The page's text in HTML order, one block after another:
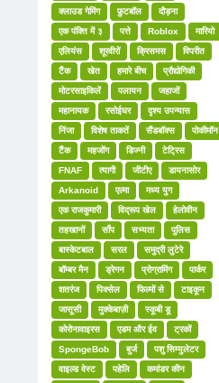
क्लाउड गेमिंग
फ़ुटबॉल
दौड़ना
एक पंक्ति में ३
पत्ते Roblox
मारियो
एलियंस
शूरवीरों क्रिसमस
विपरीत
टैंक
खेत हमारे बीच
प्रौद्योगिकी
मोटरसाइकिलें
पलायन
जहाजों
महानायक
रसोईघर
दृश्य उपन्यास
निंजा
विशेष ताकतें सैंडबॉक्स
पोकीमॉन
टैंक
महजोंग डिज्नी
टेट्रिस
FNAF
त्यागी जीटीए
डायनासोर
Arkanoid
एल्मा
मध्य युग
एक राजकुमारी
विद्रूप खेल
हेलोवीन
तहखानों
साँप सभ्यता
पुलिस
बास्केटबाल
सरल
समुद्री लुटेरे
बॉम्बर मैन
ड्रेगन प्रोग्रामिंग
पार्कर
शतरंज
पिक्सेल फिल्मों से
टाइकून
जासूसी
मुक्केबाज़ी
स्कूबी डू
कोरोनावाइरस
एडम और ईव
ट्रकों
SpongeBob
बुर्ज
पशु सिम्युलेटर
वाइल्ड वेस्ट
पहेलि
कमांडर कीन